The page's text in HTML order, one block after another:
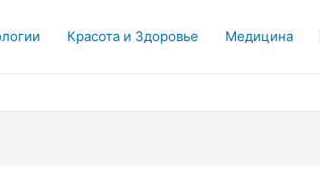
Красота и Здоровье Медицина